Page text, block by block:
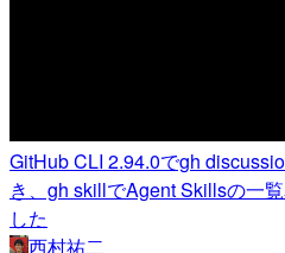
GitHub CLI 2.94.0でgh
き、gh skillでAgent Skillsの一
した
西村祐二